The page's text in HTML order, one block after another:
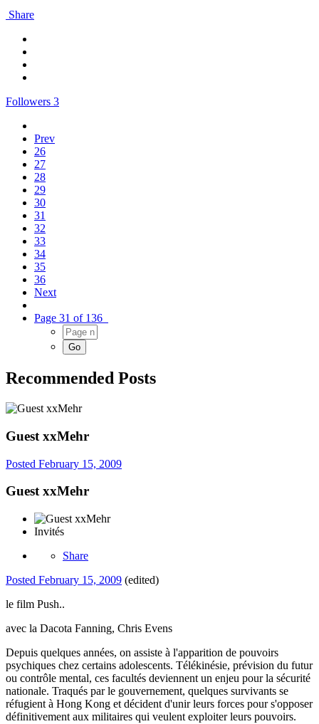
Share
Followers 3
Prev
26
27
28
29
30
31
32
33
34
35
36
Next
Page 31 of 136
Recommended Posts
Guest xxMehr
Posted February 15, 2009
Guest xxMehr
Invités
Share
Posted February 15, 2009 (edited)
le film Push..
avec la Dacota Fanning, Chris Evens
Depuis quelques années, on assiste à l'apparition de pouvoirs
psychiques chez certains adolescents. Télékinésie, prévision du futur
ou contrôle mental, ces facultés deviennent un enjeu pour la sécurité
nationale. Traqués par le gouvernement, quelques survivants se
réfugient à Hong Kong et décident d'unir leurs forces pour s'opposer
définitivement aux militaires qui veulent exploiter leurs pouvoirs.